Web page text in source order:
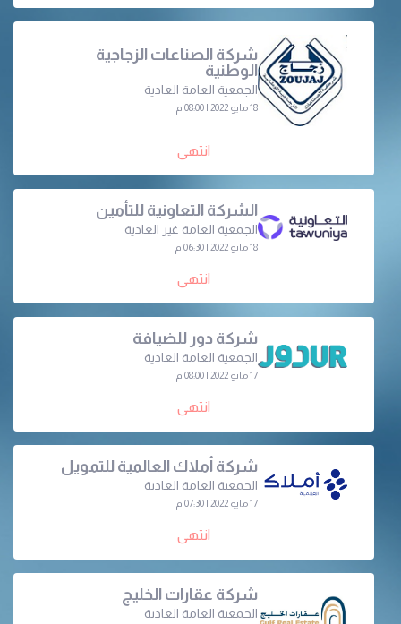
شركة الصناعات الزجاجية
الوطنية
الجمعية العامة العادية
18 مايو 2022 | 08:00 م
انتهى
الشركة التعاونية للتأمين
الجمعية العامة غير العادية
18 مايو 2022 | 06:30 م
انتهى
شركة دور للضيافة
الجمعية العامة العادية
17 مايو 2022 | 08:00 م
انتهى
شركة أملاك العالمية للتمويل
الجمعية العامة العادية
17 مايو 2022 | 07:30 م
انتهى
شركة عقارات الخليج
الجمعية العامة العادية